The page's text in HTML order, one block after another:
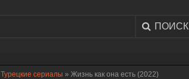
Турецкие сериалы » Жизнь как она есть (2022)
ПОИСК